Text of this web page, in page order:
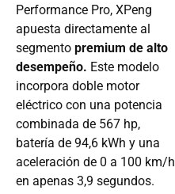
Performance Pro, XPeng
apuesta directamente al
segmento premium de alto
desempeño. Este modelo
incorpora doble motor
eléctrico con una potencia
combinada de 567 hp,
batería de 94,6 kWh y una
aceleración de 0 a 100 km/h
en apenas 3,9 segundos.